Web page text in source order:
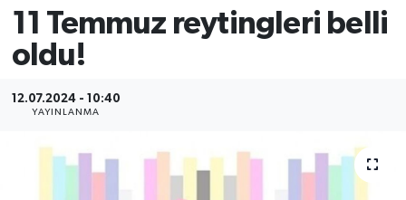
11 Temmuz reytingleri belli
oldu!
12.07.2024 - 10:40
YAYINLANMA
İstanbul Namaz Vakitleri
İstanbul Trafik Yoğunluk Haritası
Süper Lig Puan Durumu ve Fikstür
Tüm Manşetler